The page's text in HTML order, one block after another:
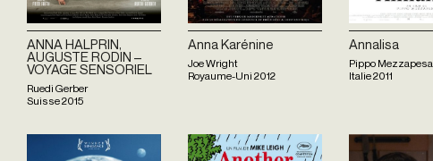
ANNA HALPRIN,
AUGUSTE RODIN –
VOYAGE SENSORIEL
Ruedi Gerber
Suisse2015
Anna Karénine
Joe Wright
Royaume-Uni 2012
Annalisa
Pippo Mezzapesa
Italie2011